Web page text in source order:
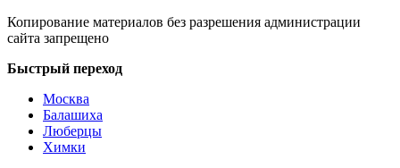
Копирование материалов без разрешения администрации
сайта запрещено
Быстрый переход
Москва
Балашиха
Люберцы
Химки